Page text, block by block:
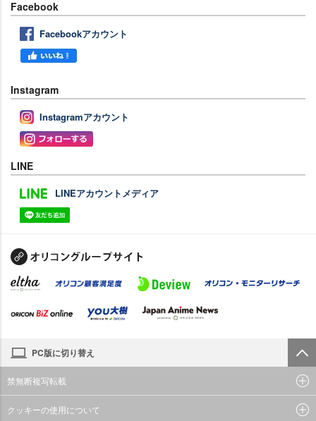
Facebook
Facebookアカウント
Instagram
Instagramアカウント
LINE
LINEアカウントメディア
PC版に切り替え
禁無断複写転載
クッキーの使用について